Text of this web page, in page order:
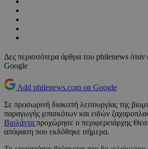
Δες περισσότερα άρθρα του philenews όταν
Google
Add philenews.com on Google
Σε προσωρινή διακοπή λειτουργίας της
παραγωγής μπισκότων και ειδών
Βιολάντα προχώρησε ο περιφερειάρχης
απόφαση που εκδόθηκε σήμερα.